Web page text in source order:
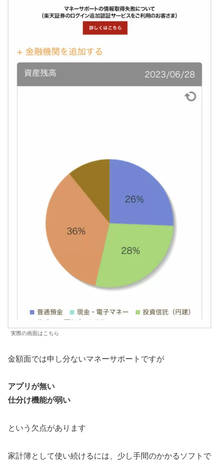
実際の画面はこちら
金額面では申し分ないマネーサポートですが
アプリが無い
仕分け機能が弱い
という欠点があります
家計簿として使い続けるには、少し手間のかかるソフトで